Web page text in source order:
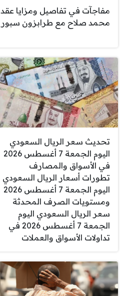
مفاجآت في تفاصيل ومزايا عقد
محمد صلاح مع طرابزون سبور
تحديث سعر الريال السعودي
اليوم الجمعة 7 أغسطس 2026
في الأسواق والمصارف
تطورات أسعار الريال السعودي
اليوم الجمعة 7 أغسطس 2026
ومستويات الصرف المحدثة
سعر الريال السعودي اليوم
الجمعة 7 أغسطس 2026 في
تداولات الأسواق والعملات